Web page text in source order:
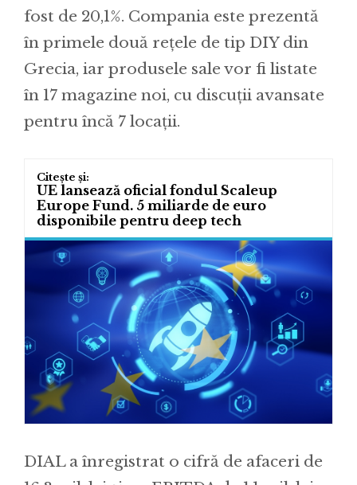
fost de 20,1%. Compania este prezentă
în primele două rețele de tip DIY din
Grecia, iar produsele sale vor fi listate
în 17 magazine noi, cu discuții avansate
pentru încă 7 locații.
UE lansează oficial fondul Scaleup
Europe Fund. 5 miliarde de euro
disponibile pentru deep tech
DIAL a înregistrat o cifră de afaceri de